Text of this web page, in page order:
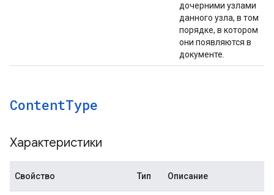
дочерними узлами
данного узла, в том
порядке, в котором
они появляются в
документе.
ContentType
Характеристики
Свойство Тип Описание